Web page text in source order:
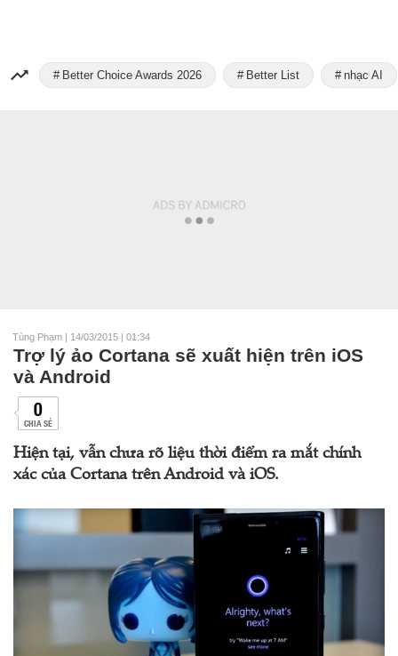
Better Choice Awards 2026 Better List nhạc AI
Tùng Phạm | 14/03/2015 | 01:34
Trợ lý ảo Cortana sẽ xuất hiện trên iOS
và Android
0
CHIA SẺ
Hiện tại, vẫn chưa rõ liệu thời điểm ra mắt chính
xác của Cortana trên Android và iOS.